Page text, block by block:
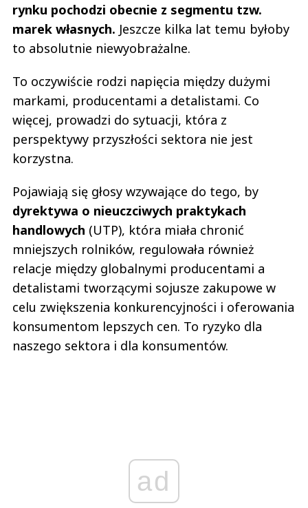
rynku pochodzi obecnie z segmentu tzw.
marek własnych. Jeszcze kilka lat temu byłoby
to absolutnie niewyobrażalne.
To oczywiście rodzi napięcia między dużymi
markami, producentami a detalistami. Co
więcej, prowadzi do sytuacji, która z
perspektywy przyszłości sektora nie jest
korzystna.
Pojawiają się głosy wzywające do tego, by
dyrektywa o nieuczciwych praktykach
handlowych (UTP), która miała chronić
mniejszych rolników, regulowała również
relacje między globalnymi producentami a
detalistami tworzącymi sojusze zakupowe w
celu zwiększenia konkurencyjności i oferowania
konsumentom lepszych cen. To ryzyko dla
naszego sektora i dla konsumentów.
ad